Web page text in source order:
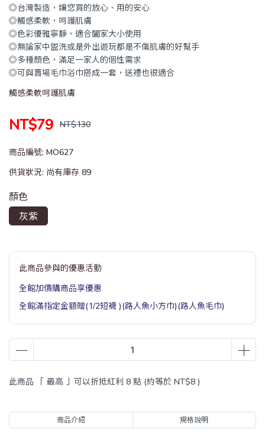
◎台灣製造，讓您買的放心、用的安心
◎觸感柔軟，呵護肌膚
◎色彩優雅寧靜，適合闔家大小使用
◎無論家中盥洗或是外出遊玩都是不傷肌膚的好幫手
◎多種顏色，滿足一家人的個性需求
◎可與賣場毛巾浴巾搭成一套，送禮也很適合
觸感柔軟呵護肌膚
NT$79 NT$130
商品編號: MO627
供貨狀況: 尚有庫存 89
顏色
灰紫
此商品參與的優惠活動
全館加價購商品享優惠
全館滿指定金額贈(1/2短襪 )(路人魚小方巾)(路人魚毛巾)
此商品 「 最高 」可以折抵紅利 8 點 (約等於 NT$8 )
商品介紹 規格說明